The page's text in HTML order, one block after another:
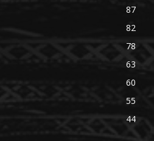
87
82
78
63
60
55
44